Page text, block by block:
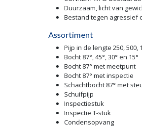
Binnenpijp
Buitenpijp luchttoevoer
Temperatuurbestendig tot
Functioneert zowel in
CE gemarkeerd conform
Voordelen
CONNEXT X7® bestaat
Duurzaam, licht van
Bestand tegen agressief
Assortiment